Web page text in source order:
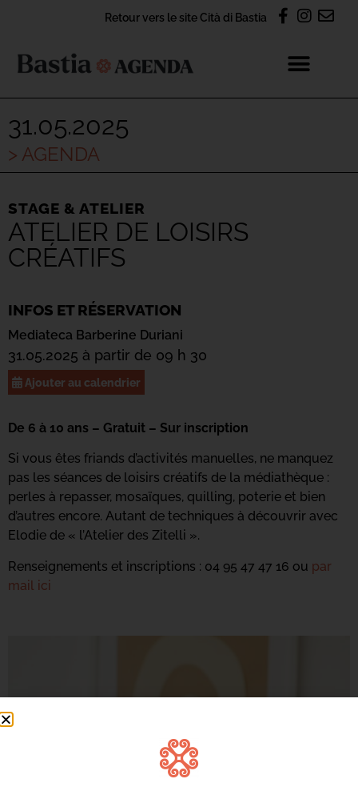
Retour vers le site Cità di Bastia
31.05.2025
> AGENDA
STAGE & ATELIER
ATELIER DE LOISIRS
CRÉATIFS
INFOS ET RÉSERVATION
Mediateca Barberine Duriani
31.05.2025 à partir de 09 h 30
Ajouter au calendrier
De 6 à 10 ans – Gratuit – Sur inscription
Si vous êtes friands d’activités manuelles, ne manquez
pas les séances de loisirs créatifs de la médiathèque :
perles à repasser, mosaïques, quilling, poterie et bien
d’autres encore. Autant de techniques à découvrir avec
Elodie de « l’Atelier des Zitelli ».
Renseignements et inscriptions : 04 95 47 47 16 ou par
mail ici